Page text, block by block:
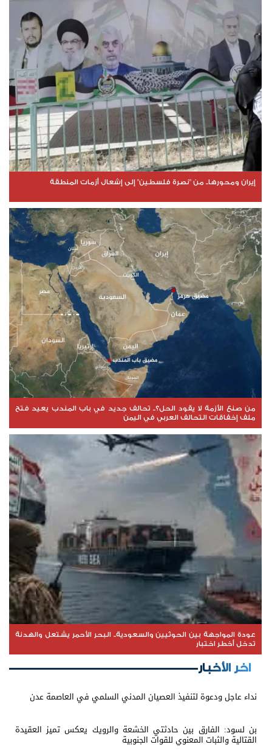
إيران ومحورها.. من "نصرة فلسطين" إلى إشعال أزمات المنطقة
من صنع الأزمة لا يقود الحل؟.. تحالف جديد في باب المندب يعيد فتح
ملف إخفاقات التحالف العربي في اليمن
عودة المواجهة بين الحوثيين والسعودية.. البحر الأحمر يشتعل والهدنة
تدخل أخطر اختبار
اخر الأخبار
نداء عاجل ودعوة لتنفيذ العصيان المدني السلمي في العاصمة عدن
بن لسود: الفارق بين حادثتي الخشعة والرويك يعكس تميز العقيدة
القتالية والثبات المعنوي للقوات الجنوبية